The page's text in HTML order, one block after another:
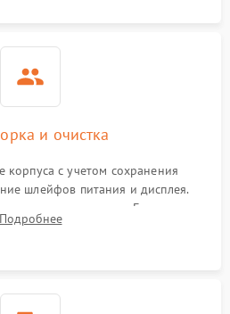
и очистка
корпуса с учетом сохранения
шлейфов питания и дисплея.
от окислов и пыли. Бережная
объектива специализированными
Подробнее